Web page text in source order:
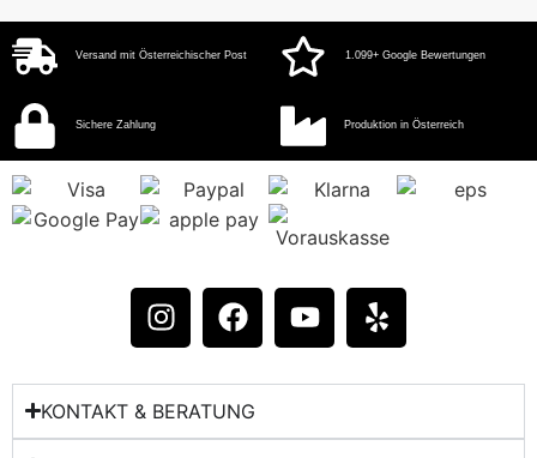
Versand mit Österreichischer Post 1.099+ Google Bewertungen
Sichere Zahlung Produktion in Österreich
KONTAKT & BERATUNG​